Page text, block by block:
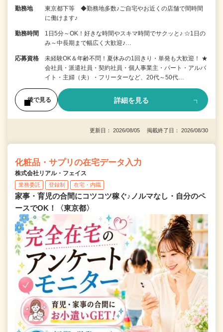
勤務地
東京都下等 ◆勤務地多数♪ご自宅やお近くの店舗で間時間
に働けます♪
勤務時間
1日5分～OK！好きな時間やスキマ時間でサクッと♪ ☆1日の
み～中長期まで幅広く大歓迎♪…
応募資格
未経験OK＆年齢不問！夏休みの1回きり・単発も大歓迎！ ★
会社員・派遣社員・契約社員・個人事業主・パート・アルバ
イト・主婦（夫）・フリーターなど、20代～50代…
後で見る 詳細を見る
更新日： 2026/08/05 掲載終了日： 2026/08/30
化粧品・サプリの在宅データ入力
株式会社リアル・フェイス
業務委託 登録制 在宅・内職
家事・育児の合間にコツコツ稼ぐ♪ノルマなし・自分のペ
ースでOK！〈東京都〉